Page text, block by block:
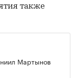
также
Мартынов